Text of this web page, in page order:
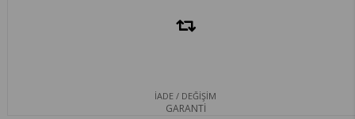
İADE / DEĞİŞİM
GARANTİ